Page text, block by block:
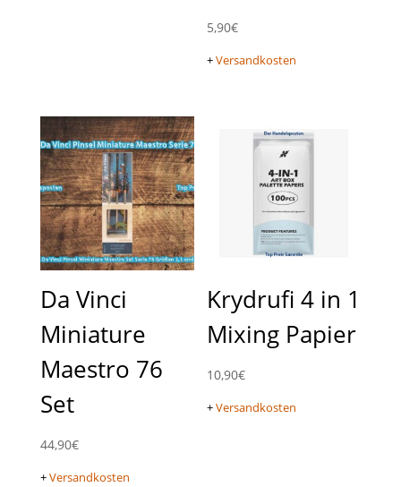
5,90€
+Versandkosten
Da Vinci
Miniature
Maestro 76
Set
44,90€
+Versandkosten
Krydrufi 4 in 1
Mixing Papier
10,90€
+Versandkosten